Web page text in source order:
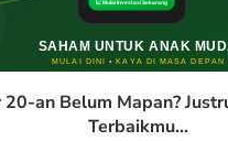
20-an Belum Mapan?
Terbaikmu...